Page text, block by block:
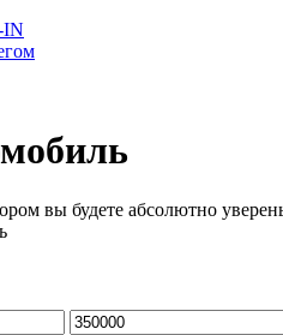
вы будете абсолютно